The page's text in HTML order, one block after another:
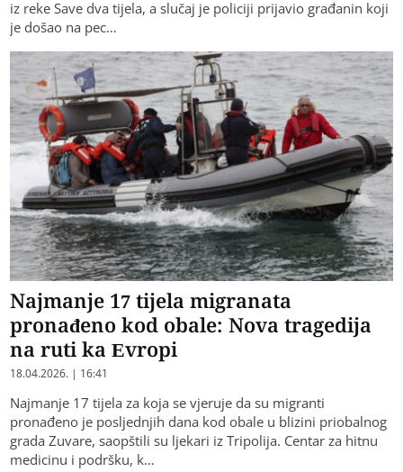
iz reke Save dva tijela, a slučaj je policiji prijavio građanin koji
je došao na pec…
Najmanje 17 tijela migranata
pronađeno kod obale: Nova tragedija
na ruti ka Evropi
18.04.2026. | 16:41
Najmanje 17 tijela za koja se vjeruje da su migranti
pronađeno je posljednjih dana kod obale u blizini priobalnog
grada Zuvare, saopštili su ljekari iz Tripolija. Centar za hitnu
medicinu i podršku, k…